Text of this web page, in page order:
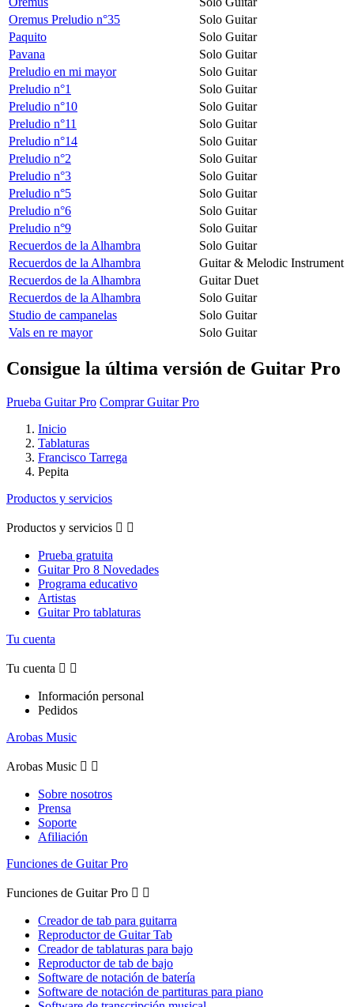
Oremus Preludio n°35
Solo Guitar
Paquito
Solo Guitar
Pavana
Solo Guitar
Preludio en mi mayor
Solo Guitar
Preludio n°1
Solo Guitar
Preludio n°10
Solo Guitar
Preludio n°11
Solo Guitar
Preludio n°14
Solo Guitar
Preludio n°2
Solo Guitar
Preludio n°3
Solo Guitar
Preludio n°5
Solo Guitar
Preludio n°6
Solo Guitar
Preludio n°9
Solo Guitar
Recuerdos de la Alhambra
Solo Guitar
Recuerdos de la Alhambra
Guitar & Melodic Instrument
Recuerdos de la Alhambra
Guitar Duet
Recuerdos de la Alhambra
Solo Guitar
Studio de campanelas
Solo Guitar
Vals en re mayor
Solo Guitar
Consigue la última versión de Guitar Pro
Prueba Guitar Pro Comprar Guitar Pro
Inicio
Tablaturas
Francisco Tarrega
Pepita
Productos y servicios
Productos y servicios  
Prueba gratuita
Guitar Pro 8 Novedades
Programa educativo
Artistas
Guitar Pro tablaturas
Tu cuenta
Tu cuenta  
Información personal
Pedidos
Arobas Music
Arobas Music  
Sobre nosotros
Prensa
Soporte
Afiliación
Funciones de Guitar Pro
Funciones de Guitar Pro  
Creador de tab para guitarra
Reproductor de Guitar Tab
Creador de tablaturas para bajo
Reproductor de tab de bajo
Software de notación de batería
Software de notación de partituras para piano